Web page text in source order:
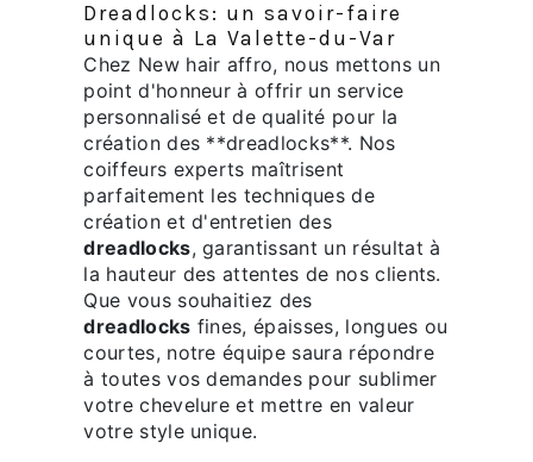
Dreadlocks: un savoir-faire
unique à La Valette-du-Var
Chez New hair affro, nous mettons un
point d'honneur à offrir un service
personnalisé et de qualité pour la
création des **dreadlocks**. Nos
coiffeurs experts maîtrisent
parfaitement les techniques de
création et d'entretien des
dreadlocks, garantissant un résultat à
la hauteur des attentes de nos clients.
Que vous souhaitiez des
dreadlocks fines, épaisses, longues ou
courtes, notre équipe saura répondre
à toutes vos demandes pour sublimer
votre chevelure et mettre en valeur
votre style unique.